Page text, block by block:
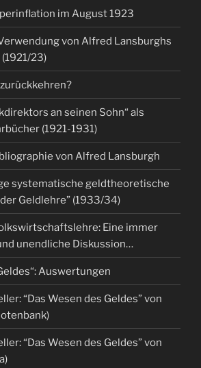
im August 1923
von Alfred Lansburghs
(1921/23)
an seinen Sohn“ als
(1921-1931)
von Alfred Lansburgh
systematische geldtheoretische
Geldlehre” (1933/34)
Eine immer
unendliche Diskussion…
Auswertungen
“Das Wesen des Geldes” von
“Das Wesen des Geldes” von